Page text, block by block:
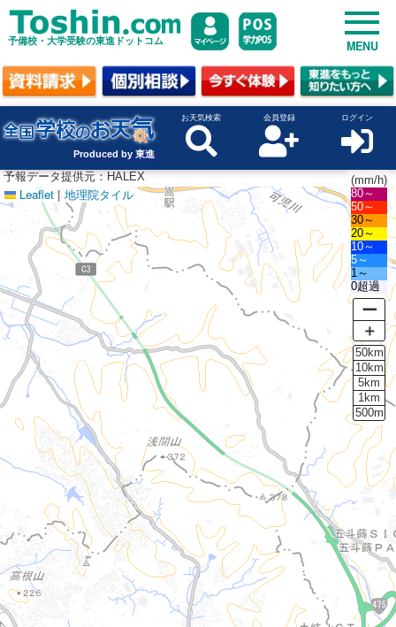
予備校・大学受験の東進ドットコム MENU
Produced by 東進
お天気検索 会員登録 ログイン
Leaflet | 地理院タイル
(mm/h)
80～
50～
30～
20～
10～
5～
1～
0超過
ー
＋
50km
10km
5km
1km
500m
予報データ提供元：HALEX